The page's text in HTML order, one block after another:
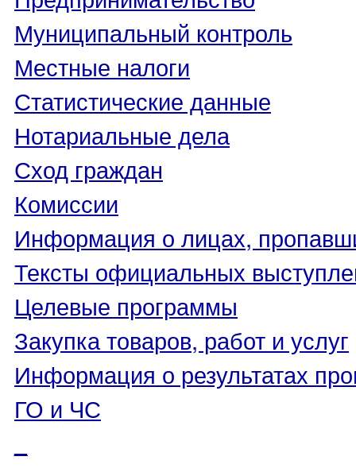
Муниципальный контроль
Местные налоги
Статистические данные
Нотариальные дела
Сход граждан
Комиссии
Информация о лицах,
Тексты официальных
Целевые программы
Закупка товаров, работ и услуг
Информация о результатах
ГО и ЧС